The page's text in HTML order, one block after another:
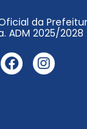
da
ADM 2025/2028